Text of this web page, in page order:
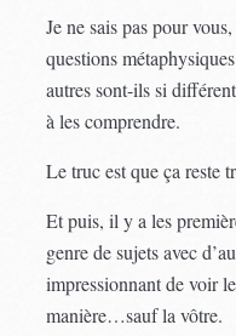
Je ne sais pas pour
questions
autres sont-ils si
à les comprendre.
Le truc est que ça reste
Et puis, il y a les
genre de sujets avec
impressionnant de voir
manière…sauf la vôtre.